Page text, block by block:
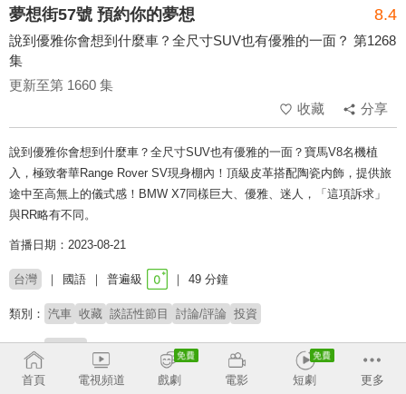
夢想街57號 預約你的夢想 8.4
說到優雅你會想到什麼車？全尺寸SUV也有優雅的一面？ 第1268
集
更新至第 1660 集
收藏
分享
說到優雅你會想到什麼車？全尺寸SUV也有優雅的一面？寶馬V8名機植
入，極致奢華Range Rover SV現身棚內！頂級皮革搭配陶瓷内飾，提供旅
途中至高無上的儀式感！BMW X7同樣巨大、優雅、迷人，「這項訴求」
與RR略有不同。
首播日期：2023-08-21
台灣 國語 普遍級 49 分鐘
類別： 汽車 收藏 談話性節目 討論/評論 投資
主持：
首頁 電視頻道 戲劇 電影 短劇 更多